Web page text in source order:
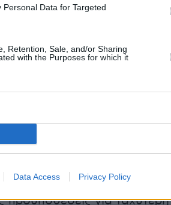
Data for Targeted
Retention, Sale, and/or Sharing
with the Purposes for which it
Data Access Privacy Policy
σε όλους τους
της αγοράς με όρους
αυξάνει σημαντικά τη
πελατολογίου στις
τηλεφωνίας που μπήκε
την έκταση του δικτύου
της FiberGrid αυξάνεται
προϋποθέσεις για ταχύτερη